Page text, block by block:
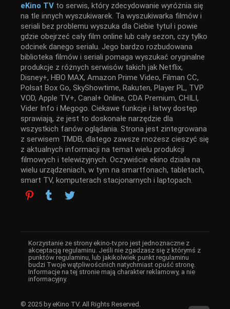
eKino TV to serwis, który zdecydowanie wyróżnia się
na tle innych wyszukiwarek. Ta wyszukiwarka filmów i
seriali bez problemu wyszuka dla Ciebie tytuł i powie
gdzie obejrzeć cały film online lub cały sezon, czy tylko
odcinek danego serialu. Jego bardzo rozbudowana
biblioteka filmów i seriali pomaga wyszukać oryginalne
produkcje z różnych serwisów takich jak Netflix,
Disney+, HBO MAX, Amazon Prime Video, Filman CC,
Polsat Box Go, SkyShowtime, Rakuten, Player PL, TVP
VOD, Apple TV+, Canal+ Online, CDA Premium, CHILI,
Vider Info i Megogo. Ciekawe funkcje i łatwy dostęp
sprawiają, że jest to doskonałe narzędzie dla
wszystkich fanów oglądania. Strona jest zintegrowana
z serwisem TMDB, dlatego zawsze możesz cieszyć się
z aktualnych informacji na temat wielu produkcji
filmowych i telewizyjnych. Oczywiście ekino działa na
wielu urządzeniach, w tym na smartfonach, tabletach,
smart TV, komputerach stacjonarnych i laptopach.
Korzystanie ze strony ekino-tv.pro jest jednoznaczne z
akceptacją regulaminu. Jeśli nie zgadzasz się z którymś z
punktów regulaminu, lub jakikolwiek punkt regulaminu
budzi Twoje wątpliwościnich natychmiast opuść stronę.
Informacje na tej stronie mają charakter reklamowy, a nie
informacyjny.
© 2025 by eKino TV. All Rights Reserved.